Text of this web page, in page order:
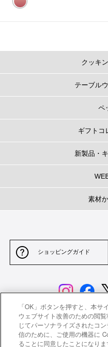
クッキ
テーブル
ペ
ギフトコ
新製品・
素材
ショッピングガイド
サイトポリシー
「OK」ボタンを押すと、本サ
ウェブサイト改善のための閲
じてパーソナライズされたコ
信のために、ご使用の機器に
ることに同意したことになり